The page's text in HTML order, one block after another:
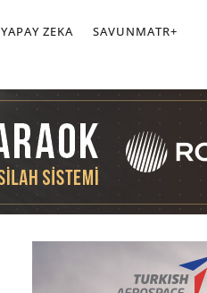
YAPAY ZEKA SAVUNMATR+